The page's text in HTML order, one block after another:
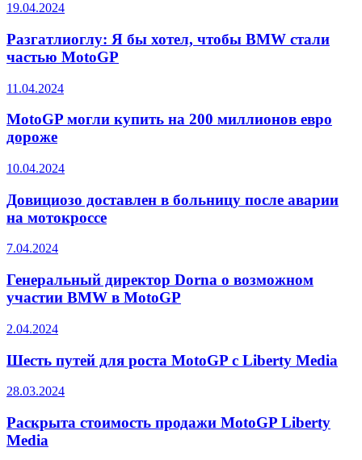
19.04.2024
Разгатлиоглу: Я бы хотел, чтобы BMW стали
частью MotoGP
11.04.2024
MotoGP могли купить на 200 миллионов евро
дороже
10.04.2024
Довициозо доставлен в больницу после аварии
на мотокроссе
7.04.2024
Генеральный директор Dorna о возможном
участии BMW в MotoGP
2.04.2024
Шесть путей для роста MotoGP с Liberty Media
28.03.2024
Раскрыта стоимость продажи MotoGP Liberty
Media